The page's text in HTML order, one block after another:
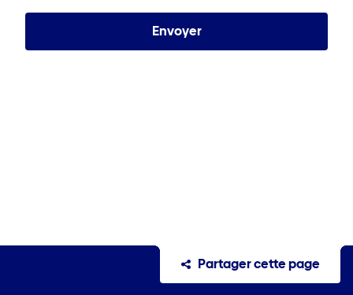
Envoyer
Partager cette page